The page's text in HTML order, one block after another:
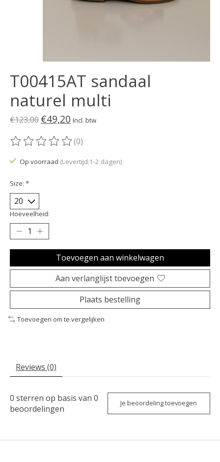
T00415AT sandaal
naturel multi
€123,00 €49,20 Incl. btw
De beoordeling van dit product is
(0)
Op voorraad (Levertijd:1-2 dagen)
Size: *
Hoeveelheid:
Toevoegen aan winkelwagen
Aan verlanglijst toevoegen
Plaats bestelling
Toevoegen om te vergelijken
Reviews (0)
0 sterren op basis van 0
beoordelingen
Je beoordeling toevoegen